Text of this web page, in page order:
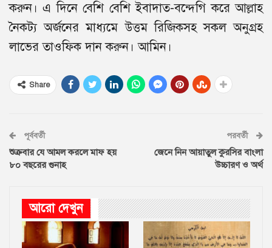
করুন। এ দিনে বেশি বেশি ইবাদাত-বন্দেগি করে আল্লাহ
নৈকট্য অর্জনের মাধ্যমে উত্তম রিজিকসহ সকল অনুগ্রহ
লাভের তাওফিক দান করুন। আমিন।
Share
পূর্ববর্তী
শুক্রবার যে আমল করলে মাফ হয়
৮০ বছরের গুনাহ
পরবর্তী
জেনে নিন আয়াতুল কুরসির বাংলা
উচ্চারণ ও অর্থ
আরো দেখুন